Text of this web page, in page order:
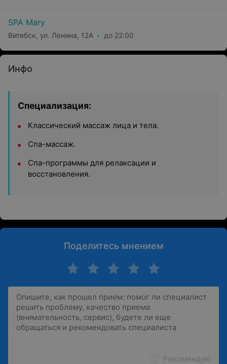
SPA Mary
Витебск, ул. Ленина, 12А до 22:00
Инфо
Специализация:
Классический массаж лица и тела.
Спа-массаж.
Спа-программы для релаксации и
восстановления.
Поделитесь мнением
Рекомендую